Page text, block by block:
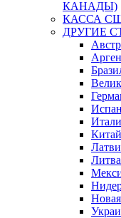
КАНАДЫ)
КАССА
ДРУГИЕ
Китай
Литва